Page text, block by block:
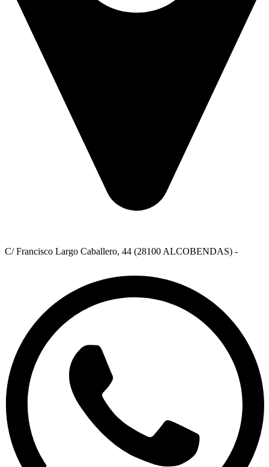
C/ Francisco Largo Caballero, 44 (28100 ALCOBENDAS) -